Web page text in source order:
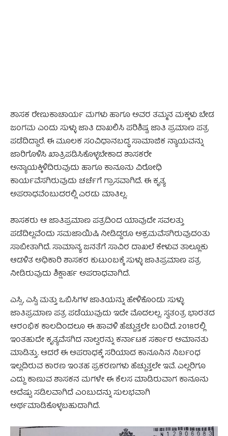
ಶಾಸಕ ರೇಣುಕಾಚಾರ್ಯ ಮಗಳು ಹಾಗೂ ಅವರ ತಮ್ಮನ ಮಕ್ಕಳು ಬೇಡ
ಜಂಗಮ ಎಂದು ಸುಳ್ಳು ಜಾತಿ ದಾಖಲಿಸಿ ಪರಿಶಿಷ್ಟ ಜಾತಿ ಪ್ರಮಾಣ ಪತ್ರ
ಪಡೆದಿದ್ದಾರೆ. ಈ ಮೂಲಕ ಸಂವಿಧಾನಬದ್ಧ ಸಾಮಾಜಿಕ ನ್ಯಾಯವನ್ನು
ಜಾರಿಗೊಳಿಸಿ ಖಾತ್ರಿಪಡಿಸಿಕೊಳ್ಳಬೇಕಾದ ಶಾಸಕರೇ
ಅನ್ಯಾಯಕ್ಕಿಳಿದಿರುವುದು ಹಾಗೂ ಕಾನೂನು ವಿರೋಧಿ
ಕಾರ್ಯವೆಸಗಿರುವುದು ಚರ್ಚೆಗೆ ಗ್ರಾಸವಾಗಿದೆ. ಈ ಕೃತ್ಯ
ಅಪರಾಧವೆಂಬುದರಲ್ಲಿ ಎರಡು ಮಾತಿಲ್ಲ.
ಶಾಸಕರು ಆ ಜಾತಿಪ್ರಮಾಣ ಪತ್ರದಿಂದ ಯಾವುದೇ ಸವಲತ್ತು
ಪಡೆದಿಲ್ಲವೆಂದು ಸಮಜಾಯಿಷಿ ನೀಡಿದ್ದರೂ ಅಕ್ರಮವೆಸಗಿರುವುದಂತು
ಸಾಬೀತಾಗಿದೆ. ಸಾಮಾನ್ಯ ಜನತೆಗೆ ಸಾವಿರ ದಾಖಲೆ ಕೇಳುವ ತಾಲ್ಲೂಕು
ಆಡಳಿತ ಅಧಿಕಾರಿ ಶಾಸಕರ ಕುಟುಂಬಕ್ಕೆ ಸುಳ್ಳು ಜಾತಿಪ್ರಮಾಣ ಪತ್ರ
ನೀಡಿರುವುದು ಶಿಕ್ಷಾರ್ಹ ಅಪರಾಧವಾಗಿದೆ.
ಎಸ್ಸಿ, ಎಸ್ಟಿ ಮತ್ತು ಒಬಿಸಿಗಳ ಜಾತಿಯನ್ನು ಹೇಳಿಕೊಂಡು ಸುಳ್ಳು
ಜಾತಿಪ್ರಮಾಣ ಪತ್ರ ಪಡೆಯುವುದು ಇದೇ ಮೊದಲಲ್ಲ. ಸ್ವತಂತ್ರ ಭಾರತದ
ಆರಂಭಿಕ ಕಾಲದಿಂದಲೂ ಈ ಹಾವಳಿ ಹೆಚ್ಚುತ್ತಲೇ ಬಂದಿದೆ. 2018ರಲ್ಲಿ
ಇಂತಹುದೇ ಕೃತ್ಯವೆಸಗಿದ ನಾಲ್ವರನ್ನು ಕರ್ನಾಟಕ ಸರ್ಕಾರ ಅಮಾನತು
ಮಾಡಿತ್ತು. ಆದರೆ ಈ ಅಪರಾಧಕ್ಕೆ ಸರಿಯಾದ ಕಾನೂನಿನ ನಿರ್ಬಂಧ
ಇಲ್ಲದಿರುವ ಕಾರಣ ಇಂತಹ ಪ್ರಕರಣಗಳು ಹೆಚ್ಚುತ್ತಲೇ ಇವೆ. ಎಲ್ಲರಿಗೂ
ಎದ್ದು ಕಾಣುವ ಶಾಸಕನ ಮಗಳೇ ಈ ಕೆಲಸ ಮಾಡಿರುವಾಗ ಕಾನೂನು
ಅದೆಷ್ಟು ಸಡಿಲವಾಗಿದೆ ಎಂಬುದನ್ನು ಸುಲಭವಾಗಿ
ಅರ್ಥಮಾಡಿಕೊಳ್ಳಬಹುದಾಗಿದೆ.